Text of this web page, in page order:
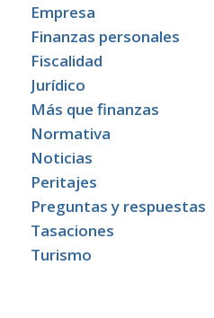
Empresa
Finanzas personales
Fiscalidad
Jurídico
Más que finanzas
Normativa
Noticias
Peritajes
Preguntas y respuestas
Tasaciones
Turismo